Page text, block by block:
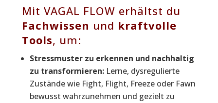
Mit VAGAL FLOW erhältst du
Fachwissen und kraftvolle
Tools, um:
Stressmuster zu erkennen und nachhaltig
zu transformieren:Lerne, dysregulierte
Zustände wie Fight, Flight, Freeze oder Fawn
bewusst wahrzunehmen und gezielt zu